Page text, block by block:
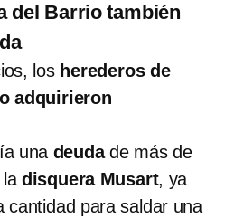
del Barrio también
los herederos de
adquirieron
una deudade más de
la disquera Musart, ya
cantidad para saldar una